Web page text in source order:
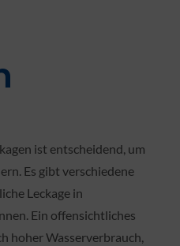
ist entscheidend, um
Es gibt verschiedene
Leckage in
Ein offensichtliches
hoher Wasserverbrauch,